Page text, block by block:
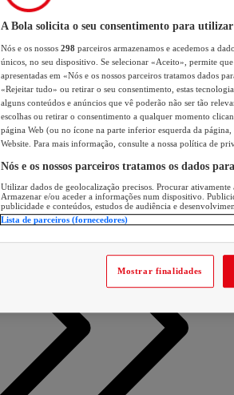
A Bola solicita o seu consentimento para utilizar
Nós e os nossos 298 parceiros armazenamos e acedemos a
únicos, no seu dispositivo. Se selecionar «Aceito», permite
apresentadas em «Nós e os nossos parceiros tratamos dados
«Rejeitar tudo» ou retirar o seu consentimento, estas
alguns conteúdos e anúncios que vê poderão não ser tão
escolhas ou retirar o consentimento a qualquer momento
página Web (ou no ícone na parte inferior esquerda da página,
Website. Para mais informação, consulte a nossa política de
Nós e os nossos parceiros tratamos os dados
Utilizar dados de geolocalização precisos. Procurar
Armazenar e/ou aceder a informações num dispositivo.
publicidade e conteúdos, estudos de audiência e
Lista de parceiros (fornecedores)
Mostrar finalidades